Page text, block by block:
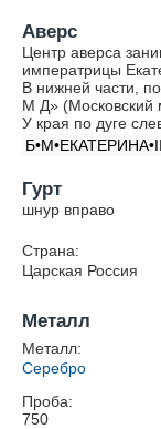
Аверс
Центр аверса
императрицы
В нижней части,
М Д» (Московский
У края по дуге
Гурт
шнур вправо
Страна:
Царская Россия
Металл
Металл:
Серебро
Проба:
750